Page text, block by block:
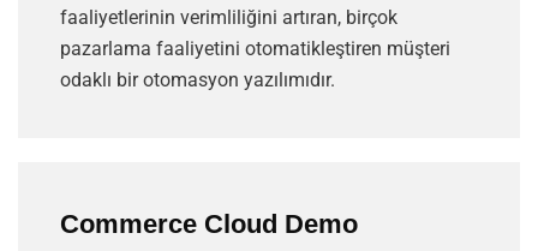
faaliyetlerinin verimliliğini artıran, birçok
pazarlama faaliyetini otomatikleştiren müşteri
odaklı bir otomasyon yazılımıdır.
Commerce Cloud Demo